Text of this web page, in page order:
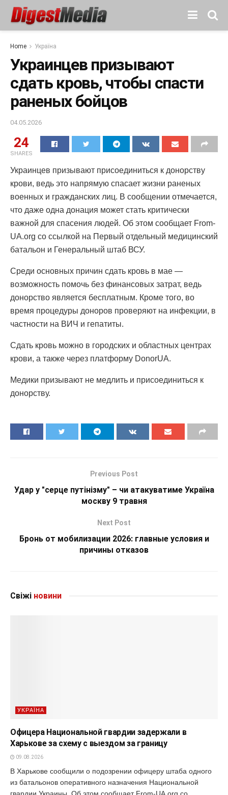
Home Україна
Украинцев призывают
сдать кровь, чтобы спасти
раненых бойцов
04.05.2026
24
SHARES
Украинцев призывают присоединиться к донорству
крови, ведь это напрямую спасает жизни раненых
военных и гражданских лиц. В сообщении отмечается,
что даже одна донация может стать критически
важной для спасения людей. Об этом сообщает From-
UA.org со ссылкой на Первый отдельный медицинский
батальон и Генеральный штаб ВСУ.
Среди основных причин сдать кровь в мае —
возможность помочь без финансовых затрат, ведь
донорство является бесплатным. Кроме того, во
время процедуры доноров проверяют на инфекции, в
частности на ВИЧ и гепатиты.
Сдать кровь можно в городских и областных центрах
крови, а также через платформу DonorUA.
Медики призывают не медлить и присоединиться к
донорству.
Previous Post
Удар у "серце путінізму" – чи атакуватиме Україна
москву 9 травня
Next Post
Бронь от мобилизации 2026: главные условия и
причины отказов
Свіжі новини
УКРАЇНА
Офицера Национальной гвардии задержали в
Харькове за схему с выездом за границу
09.08.2026
В Харькове сообщили о подозрении офицеру штаба одного
из батальонов оперативного назначения Национальной
гвардии Украины. Об этом сообщает From-UA.org со...